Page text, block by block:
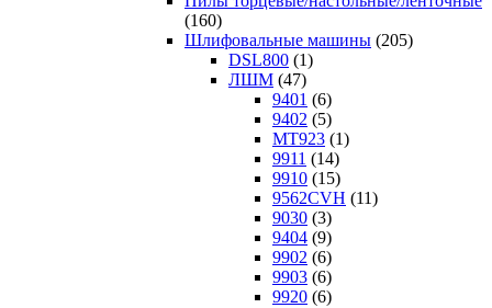
(160)
Шлифовальные машины (205)
DSL800 (1)
ЛШМ (47)
9401 (6)
9402 (5)
MT923 (1)
9911 (14)
9910 (15)
9562CVH (11)
9030 (3)
9404 (9)
9902 (6)
9903 (6)
9920 (6)